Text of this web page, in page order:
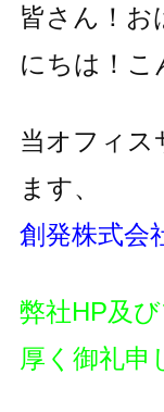
皆さん！お
にちは！こ
当オフィス
ます、
創発株式会
弊社HP及
厚く御礼申